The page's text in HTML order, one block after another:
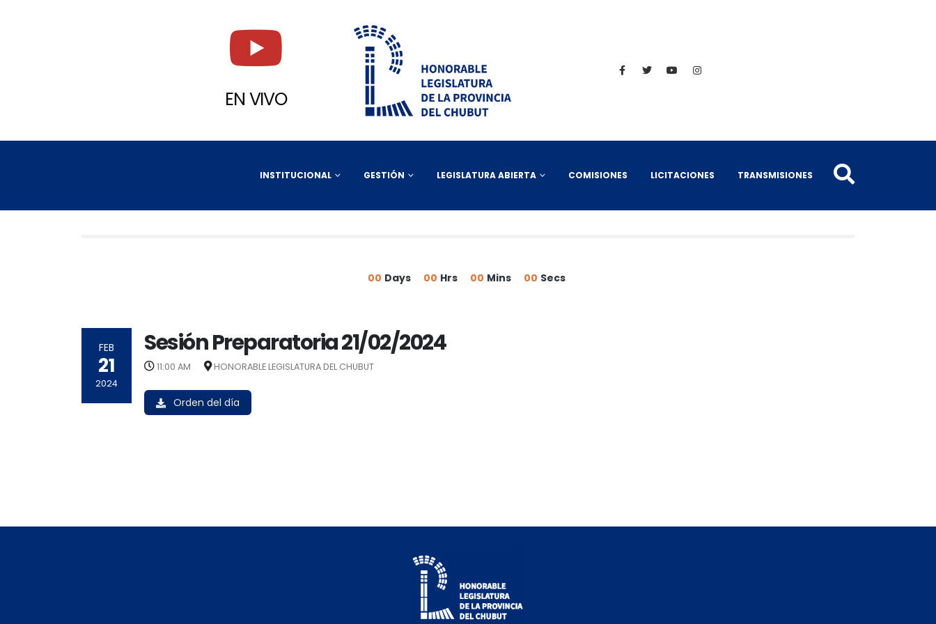
EN VIVO
INSTITUCIONAL GESTIÓN LEGISLATURA ABIERTA COMISIONES LICITACIONES TRANSMISIONES
00 Days 00 Hrs 00 Mins 00 Secs
FEB
21
2024
Sesión Preparatoria 21/02/2024
11:00 AM HONORABLE LEGISLATURA DEL CHUBUT
Orden del día